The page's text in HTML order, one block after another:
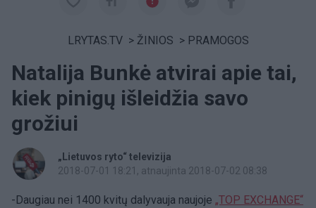
LRYTAS.TV > ŽINIOS > PRAMOGOS
Natalija Bunkė atvirai apie tai,
kiek pinigų išleidžia savo
grožiui
„Lietuvos ryto“ televizija
2018-07-01 18:21 , atnaujinta 2018-07-02 08:38
-Daugiau nei 1400 kvitų dalyvauja naujoje „TOP EXCHANGE“